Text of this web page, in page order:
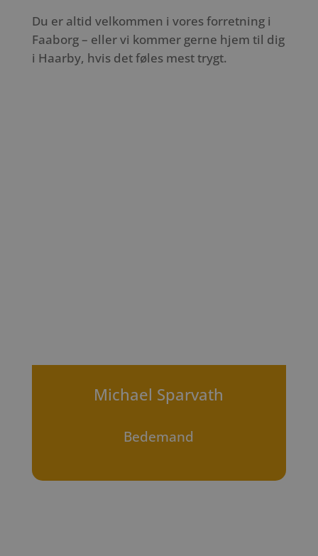
Du er altid velkommen i vores forretning i
Faaborg – eller vi kommer gerne hjem til dig
i Haarby, hvis det føles mest trygt.
Michael Sparvath
Bedemand